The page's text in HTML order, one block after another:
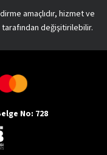
amaçlıdır, hizmet ve
değişitirilebilir.
No: 728